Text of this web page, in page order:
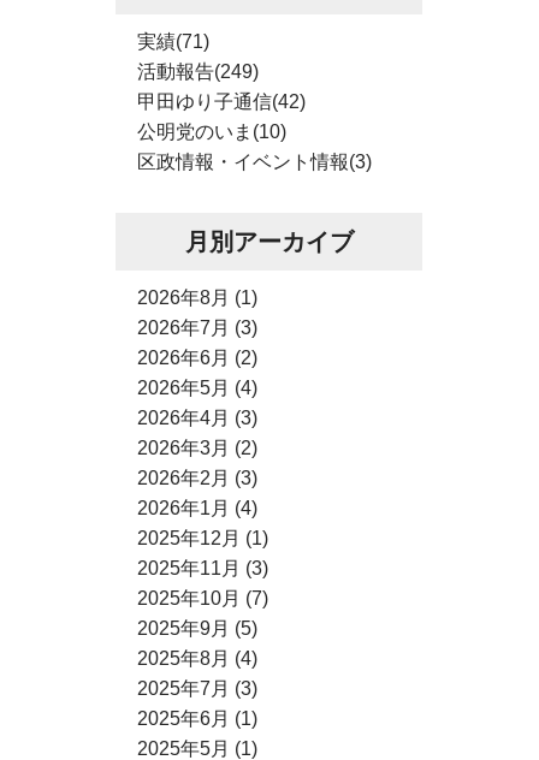
実績(71)
活動報告(249)
甲田ゆり子通信(42)
公明党のいま(10)
区政情報・イベント情報(3)
月別アーカイブ
2026年8月 (1)
2026年7月 (3)
2026年6月 (2)
2026年5月 (4)
2026年4月 (3)
2026年3月 (2)
2026年2月 (3)
2026年1月 (4)
2025年12月 (1)
2025年11月 (3)
2025年10月 (7)
2025年9月 (5)
2025年8月 (4)
2025年7月 (3)
2025年6月 (1)
2025年5月 (1)